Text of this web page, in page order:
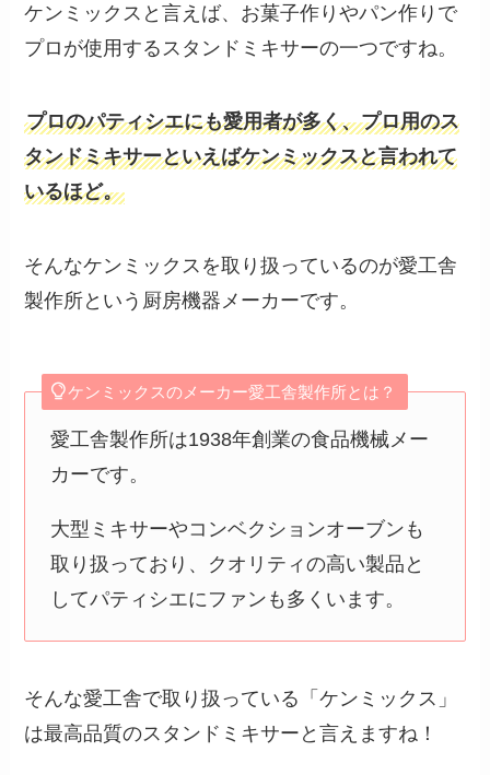
ケンミックスと言えば、お菓子作りやパン作りで
プロが使用するスタンドミキサーの一つですね。
プロのパティシエにも愛用者が多く、プロ用のス
タンドミキサーといえばケンミックスと言われて
いるほど。
そんなケンミックスを取り扱っているのが愛工舎
製作所という厨房機器メーカーです。
ケンミックスのメーカー愛工舎製作所とは？
愛工舎製作所は1938年創業の食品機械メー
カーです。
大型ミキサーやコンベクションオーブンも
取り扱っており、クオリティの高い製品と
してパティシエにファンも多くいます。
そんな愛工舎で取り扱っている「ケンミックス」
は最高品質のスタンドミキサーと言えますね！